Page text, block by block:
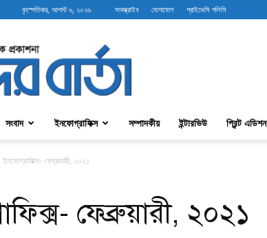
বৃহস্পতিবার, আগস্ট ৬, ২০২৬ সাবস্ক্রাইব যোগাযোগ প্রাইভেসি পলিসি
বন্দরবার্তা
সংবাদ ইনফোগ্রাফিক্স সম্পাদকীয় ইন্টারভিউ প্রিন্ট এডিশন
ইনফোগ্রাফিক্স- ফেব্রুয়ারী, ২০২১
ফেব্রুয়ারী, ২০২১